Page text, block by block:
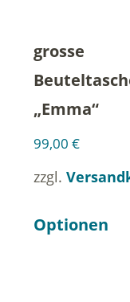
grosse
„Emma“
99,00 €
zzgl.
Optionen